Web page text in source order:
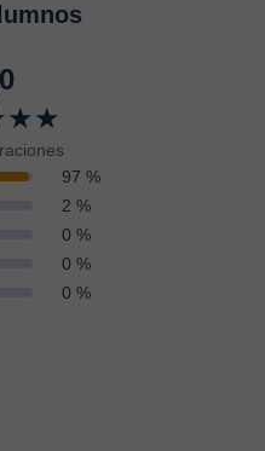
97 %
2 %
0 %
0 %
0 %